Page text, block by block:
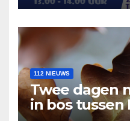
112 NIEUWS
Twee dagen
in bos tussen